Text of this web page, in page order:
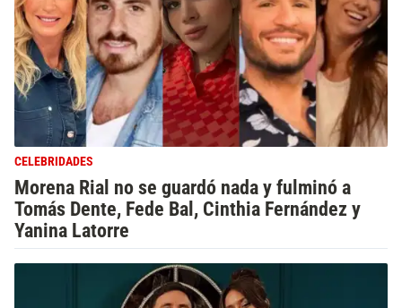
CELEBRIDADES
Morena Rial no se guardó nada y fulminó a
Tomás Dente, Fede Bal, Cinthia Fernández y
Yanina Latorre